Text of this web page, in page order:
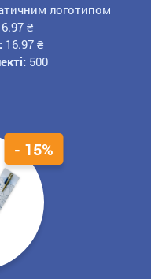
логотипом
₴
16.97 ₴
500
- 15%